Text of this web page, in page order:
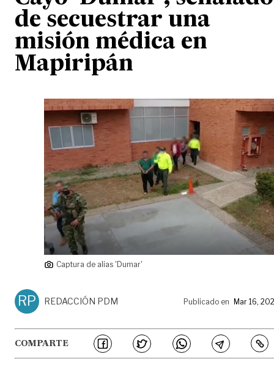
de secuestrar una
misión médica en
Mapiripán
Captura de alias 'Dumar'
RP REDACCIÓN PDM Publicado en Mar 16,
COMPARTE